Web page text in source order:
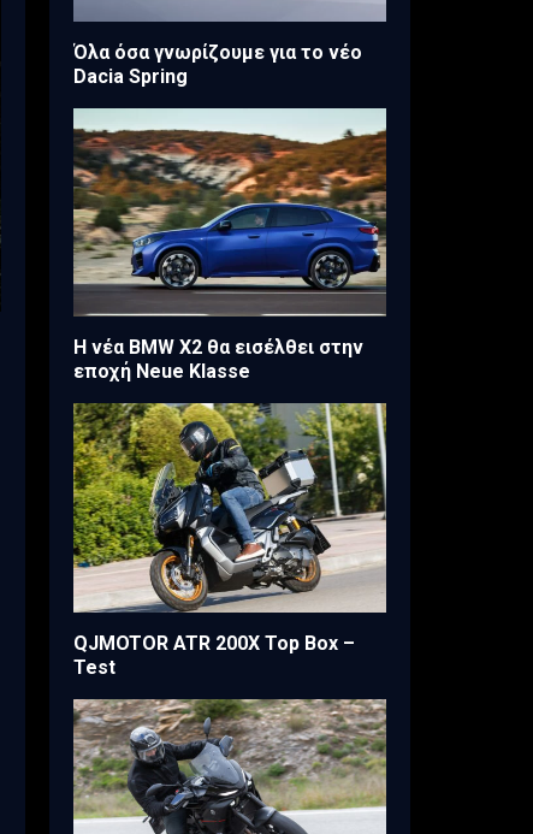
Όλα όσα γνωρίζουμε για το νέο
Dacia Spring
Η νέα BMW X2 θα εισέλθει στην
εποχή Neue Klasse
QJMOTOR ATR 200X Top Box –
Test